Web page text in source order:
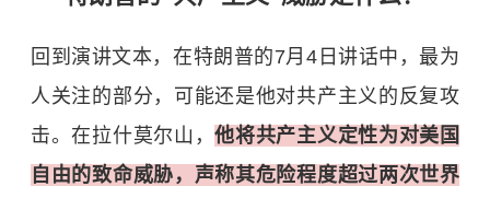
回到演讲文本，在特朗普的7月4日讲话中，最为
人关注的部分，可能还是他对共产主义的反复攻
击。在拉什莫尔山，他将共产主义定性为对美国
自由的致命威胁，声称其危险程度超过两次世界